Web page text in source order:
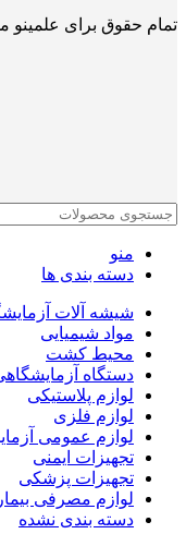
تمام حقوق برای
منو
دسته بندی ها
شیشه آلات
مواد شیمیایی
محیط کشت
دستگاه
لوازم پلاستیکی
لوازم فلزی
لوازم عمومی
تجهیزات ایمنی
تجهیزات پزشکی
لوازم مصرفی
دسته بندی نشده